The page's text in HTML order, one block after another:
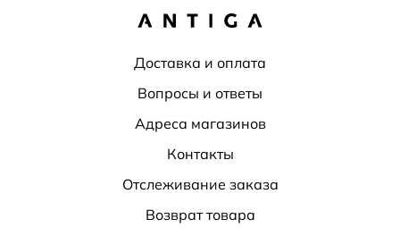
Доставка и оплата
Вопросы и ответы
Адреса магазинов
Контакты
Отслеживание заказа
Возврат товара